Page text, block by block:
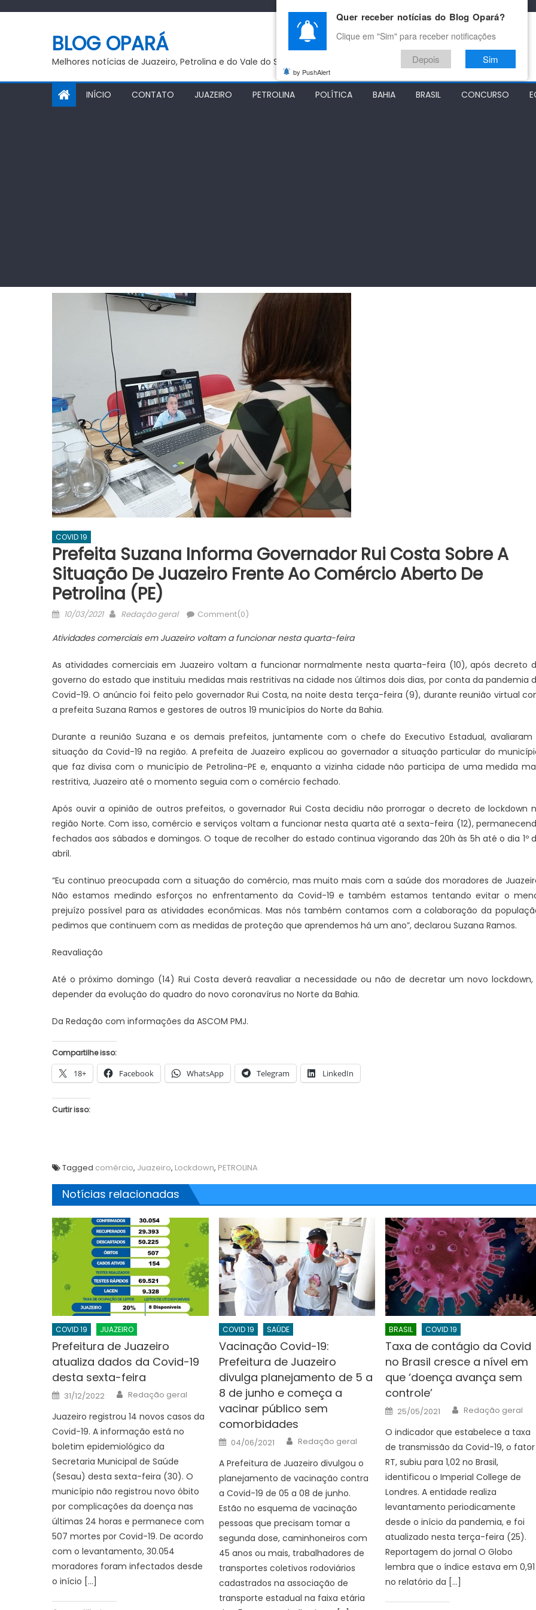
BLOG OPARÁ
Melhores notícias de Juazeiro, Petrolina e do Vale do São Francisco
INÍCIO CONTATO JUAZEIRO PETROLINA POLÍTICA BAHIA BRASIL CONCURSO
COVID 19
Prefeita Suzana Informa Governador Rui Costa Sobre A
Situação De Juazeiro Frente Ao Comércio Aberto De
Petrolina (PE)
Posted
10/03/2021 Author
Redação geral Comment(0)
Atividades comerciais em Juazeiro voltam a funcionar nesta quarta-feira
As atividades comerciais em Juazeiro voltam a funcionar normalmente nesta quarta-feira (10), após decreto
governo do estado que instituiu medidas mais restritivas na cidade nos últimos dois dias, por conta da pandemia
Covid-19. O anúncio foi feito pelo governador Rui Costa, na noite desta terça-feira (9), durante reunião virtual
a prefeita Suzana Ramos e gestores de outros 19 municípios do Norte da Bahia.
Durante a reunião Suzana e os demais prefeitos, juntamente com o chefe do Executivo Estadual, avaliaram
situação da Covid-19 na região. A prefeita de Juazeiro explicou ao governador a situação particular do
que faz divisa com o município de Petrolina-PE e, enquanto a vizinha cidade não participa de uma medida
restritiva, Juazeiro até o momento seguia com o comércio fechado.
Após ouvir a opinião de outros prefeitos, o governador Rui Costa decidiu não prorrogar o decreto de lockdown
região Norte. Com isso, comércio e serviços voltam a funcionar nesta quarta até a sexta-feira (12),
fechados aos sábados e domingos. O toque de recolher do estado continua vigorando das 20h às 5h até o dia 1º
abril.
“Eu continuo preocupada com a situação do comércio, mas muito mais com a saúde dos moradores de
Não estamos medindo esforços no enfrentamento da Covid-19 e também estamos tentando evitar o
prejuízo possível para as atividades econômicas. Mas nós também contamos com a colaboração da
pedimos que continuem com as medidas de proteção que aprendemos há um ano”, declarou Suzana Ramos.
Reavaliação
Até o próximo domingo (14) Rui Costa deverá reavaliar a necessidade ou não de decretar um novo lockdown,
depender da evolução do quadro do novo coronavírus no Norte da Bahia.
Da Redação com informações da ASCOM PMJ.
Compartilhe isso:
18+ Facebook WhatsApp Telegram LinkedIn
Curtir isso:
Tagged comércio, Juazeiro, Lockdown, PETROLINA
Notícias relacionadas
COVID 19 JUAZEIRO
Prefeitura de Juazeiro
atualiza dados da Covid-19
desta sexta-feira
Posted
on
31/12/2022 Author
Redação geral
Juazeiro registrou 14 novos casos da
Covid-19. A informação está no
boletim epidemiológico da
Secretaria Municipal de Saúde
(Sesau) desta sexta-feira (30). O
município não registrou novo óbito
por complicações da doença nas
últimas 24 horas e permanece com
507 mortes por Covid-19. De acordo
com o levantamento, 30.054
moradores foram infectados desde
o início […]
COVID 19 SAÚDE
Vacinação Covid-19:
Prefeitura de Juazeiro
divulga planejamento de 5 a
8 de junho e começa a
vacinar público sem
comorbidades
Posted
on
04/06/2021 Author
Redação geral
A Prefeitura de Juazeiro divulgou o
planejamento de vacinação contra
a Covid-19 de 05 a 08 de junho.
Estão no esquema de vacinação
pessoas que precisam tomar a
segunda dose, caminhoneiros com
45 anos ou mais, trabalhadores de
transportes coletivos rodoviários
cadastrados na associação de
transporte estadual na faixa etária
BRASIL COVID 19
Taxa de contágio da Covid
no Brasil cresce a nível em
que ‘doença avança sem
controle’
Posted
on
25/05/2021 Author
Redação geral
O indicador que estabelece a taxa
de transmissão da Covid-19, o fator
RT, subiu para 1,02 no Brasil,
identificou o Imperial College de
Londres. A entidade realiza
levantamento periodicamente
desde o início da pandemia, e foi
atualizado nesta terça-feira (25).
Reportagem do jornal O Globo
lembra que o índice estava em 0,91
no relatório da […]
Aciaj passa a integrar Comitê
Interinstitucional de Segurança
Pública para fortalecer ações em
Juazeiro
JUAZEIRO
esvaziado na cidade e reacende
JUAZEIRO
Juazeiro: Candidatos a
estadual estão aptos para
Quer receber notícias do Blog Opará?
Clique em "Sim" para receber notificações
Depois Sim
by PushAlert